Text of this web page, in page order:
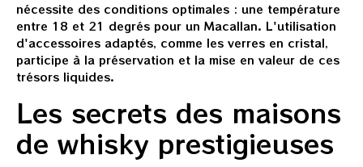
nécessite des conditions optimales : une température
entre 18 et 21 degrés pour un Macallan. L'utilisation
d'accessoires adaptés, comme les verres en cristal,
participe à la préservation et la mise en valeur de ces
trésors liquides.
Les secrets des maisons
de whisky prestigieuses